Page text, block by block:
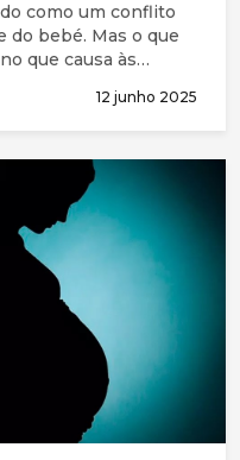
como um conflito
bebé. Mas o que
que causa às
12 junho 2025